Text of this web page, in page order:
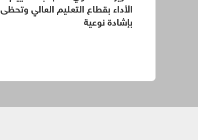
الأداء بقطاع التعليم العالي وتحظى
بإشادة نوعية